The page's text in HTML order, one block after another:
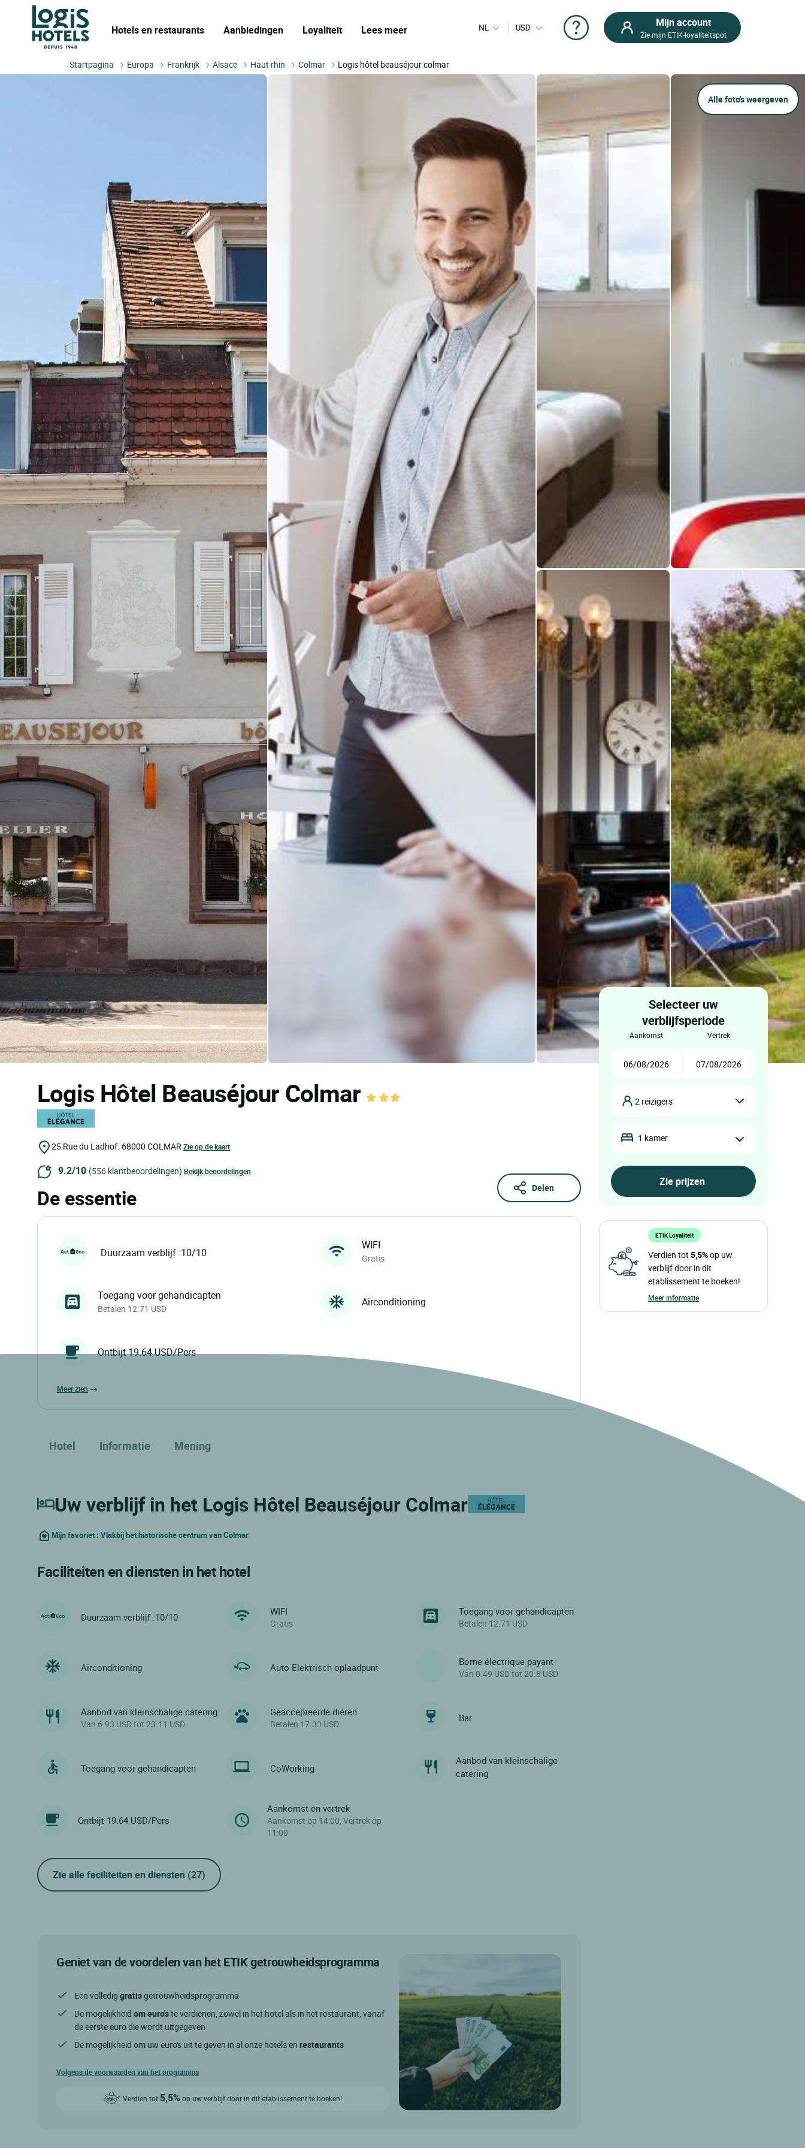
Hotels en restaurants Aanbiedingen Loyaliteit Lees meer NL USD Mijn account
Zie mijn ETIK-loyaliteitspot
Startpagina Europa Frankrijk Alsace Haut rhin Colmar Logis hôtel beauséjour colmar
Alle foto's weergeven
Logis Hôtel Beauséjour Colmar
25 Rue du Ladhof. 68000 COLMAR Zie op de kaart
9.2/10 (556 klantbeoordelingen) Bekijk beoordelingen
Delen
De essentie
Duurzaam verblijf :10/10
WIFI
Gratis
Toegang voor gehandicapten
Betalen 12.71 USD
Airconditioning
Ontbijt 19.64 USD/Pers
meer zien
Hotel Informatie Mening
Uw verblijf in het Logis Hôtel Beauséjour Colmar
Mijn favoriet : Vlakbij het historische centrum van Colmar
Faciliteiten en diensten in het hotel
Duurzaam verblijf :10/10 WIFI
Gratis
Toegang voor gehandicapten
Betalen 12.71 USD
Airconditioning Auto Elektrisch oplaadpunt Borne électrique payant
Van 0.49 USD tot 20.8 USD
Aanbod van kleinschalige catering
Van 6.93 USD tot 23.11 USD
Geaccepteerde dieren
Betalen 17.33 USD
Bar
Toegang voor gehandicapten CoWorking
Aanbod van kleinschalige
catering
Ontbijt 19.64 USD/Pers
Aankomst en vertrek
Aankomst op 14:00, Vertrek op
11:00
Zie alle faciliteiten en diensten (27)
Geniet van de voordelen van het ETIK getrouwheidsprogramma
Een volledig gratisgetrouwheidsprogramma
De mogelijkheid om euro'ste verdienen, zowel in het hotel als in het restaurant, vanaf
de eerste euro die wordt uitgegeven
De mogelijkheid om uw euro's uit te geven in al onze hotels en restaurants
Volgens de voorwaarden van het programma
Verdien tot 5,5% op uw verblijf door in dit etablissement te boeken!
Selecteer uw
verblijfsperiode
aankomst vertrek
2 reizigers
1 kamer
ETIK Loyaliteit
Verdien tot 5,5%op uw
verblijf door in dit
etablissement te boeken!
Meer informatie